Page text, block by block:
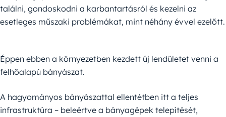
találni, gondoskodni a karbantartásról és kezelni az
esetleges műszaki problémákat, mint néhány évvel ezelőtt.
Éppen ebben a környezetben kezdett új lendületet venni a
felhőalapú bányászat.
A hagyományos bányászattal ellentétben itt a teljes
infrastruktúra – beleértve a bányagépek telepítését,